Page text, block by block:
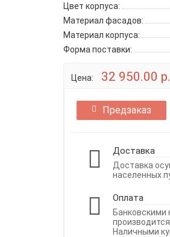
Цвет корпуса:
Материал фасадов:
Материал корпуса:
Форма поставки:
Цена: 32 950.00 р.
Предзаказ
Доставка
Доставка
населенных
Оплата
Банковскими
Наличными